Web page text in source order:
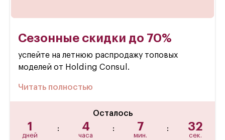
Сезонные скидки до 70%
успейте на летнюю распродажу топовых
моделей от Holding Consul.
Осталось
1
дней
: 4
часа
: 7
мин.
: 31
сек.
Читать полностью